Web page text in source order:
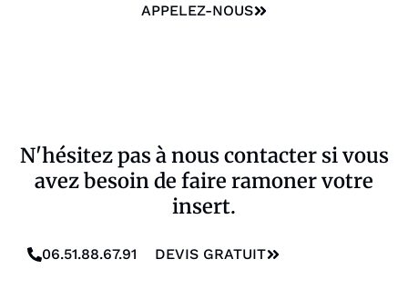
APPELEZ-NOUS
N'hésitez pas à nous contacter si vous
avez besoin de faire ramoner votre
insert.
06.51.88.67.91 DEVIS GRATUIT